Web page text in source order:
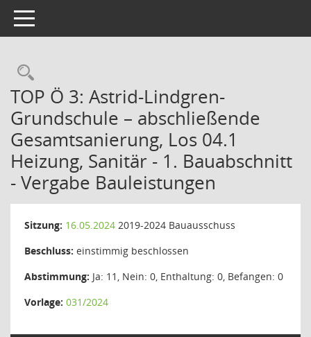
Toggle navigation
Rechercheauswahl
TOP Ö 3: Astrid-Lindgren-
Grundschule – abschließende
Gesamtsanierung, Los 04.1
Heizung, Sanitär - 1. Bauabschnitt
- Vergabe Bauleistungen
Sitzung: 16.05.2024 2019-2024 Bauausschuss
Beschluss: einstimmig beschlossen
Abstimmung: Ja: 11, Nein: 0, Enthaltung: 0, Befangen: 0
Vorlage: 031/2024